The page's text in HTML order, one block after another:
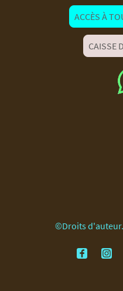
ACCÈS À
CAISSE
©Droits